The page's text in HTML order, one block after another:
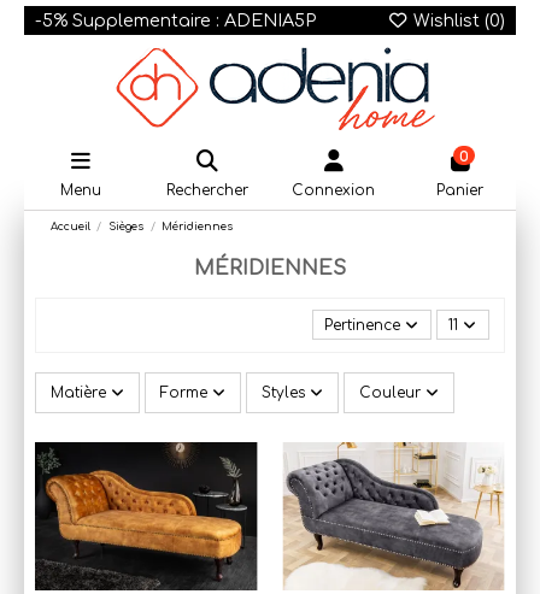
-5% Supplementaire : ADENIA5P Wishlist (0)
Menu Rechercher Connexion
0
Panier
Accueil Sièges Méridiennes
MÉRIDIENNES
Pertinence 11
Matière Forme Styles Couleur